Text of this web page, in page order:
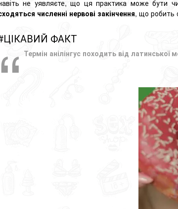
не уявляєте, що ця практика може бути
численні нервові закінчення, що робить
ФАКТ
Термін анілінгус походить від